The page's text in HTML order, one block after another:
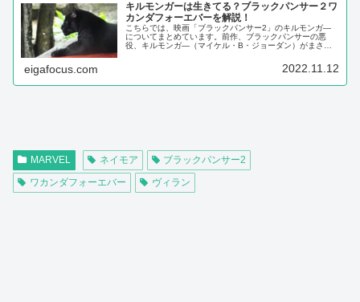
キルモンガーは生きてる？ブラックパンサー２ワ
カンダフォーエバーを解説！
こちらでは、映画「ブラックパンサー2」のキルモンガ―
についてまとめています。前作、ブラックパンサーの悪
役、キルモンガ―（マイケル・B・ジョーダン）がまさか
eigafocus.com 2022.11.12
MARVEL ネイモア
ブラックパンサー2
ワカンダフォーエバー
ヴィラン